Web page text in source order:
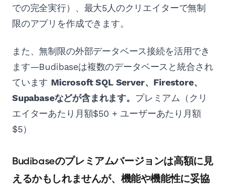
での完全実行）、最大5人のクリエイターで無制
限のアプリを作成できます。
また、無制限の外部データベース接続を活用でき
ます—Budibaseは複数のデータベースと統合され
ています Microsoft SQL Server、Firestore、
Supabaseなどが含まれます。 プレミアム（クリ
エイターあたり月額$50 + ユーザーあたり月額
$5）
Budibaseのプレミアムバージョンは高額に見
えるかもしれませんが、機能や機能性に妥協